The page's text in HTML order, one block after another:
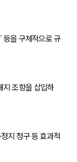
등을 구체적으로 규
지 조항을 삽입하
지 청구 등 효과적